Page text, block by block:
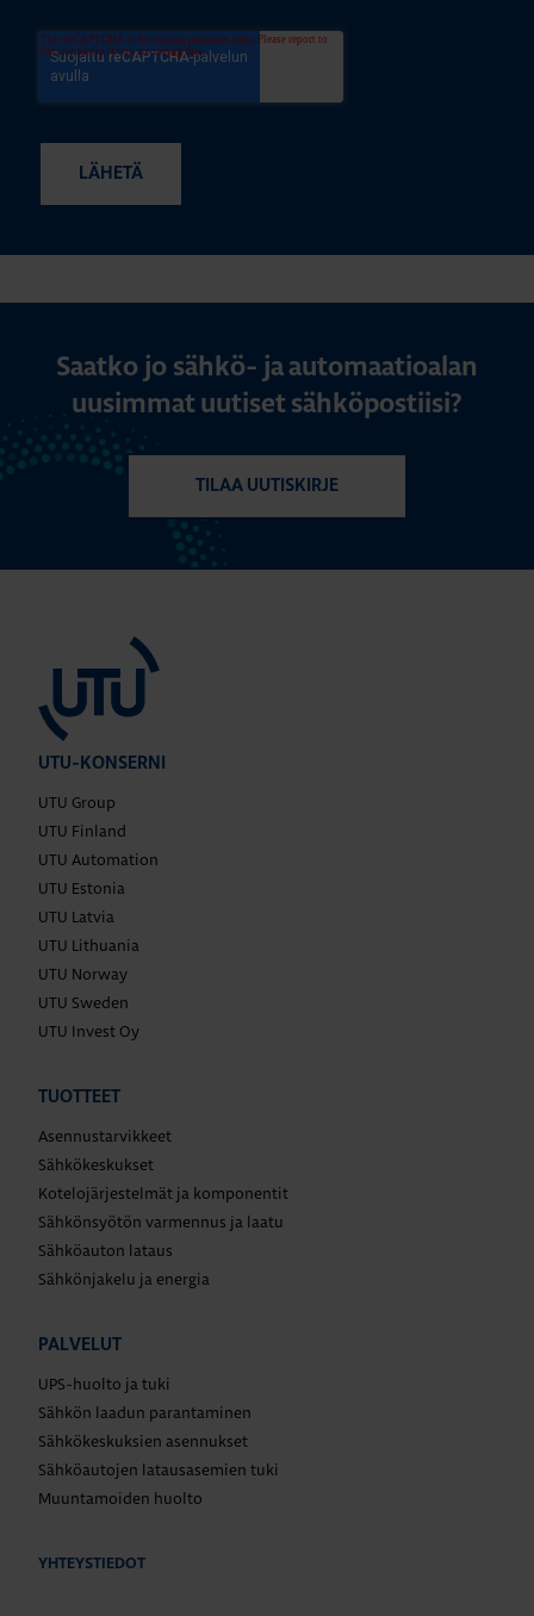
Saatko jo sähkö- ja automaatioalan
uusimmat uutiset sähköpostiisi?
TILAA UUTISKIRJE
UTU-KONSERNI
UTU Group
UTU Finland
UTU Automation
UTU Estonia
UTU Latvia
UTU Lithuania
UTU Norway
UTU Sweden
UTU Invest Oy
TUOTTEET
Asennustarvikkeet
Sähkökeskukset
Kotelojärjestelmät ja komponentit
Sähkönsyötön varmennus ja laatu
Sähköauton lataus
Sähkönjakelu ja energia
PALVELUT
UPS-huolto ja tuki
Sähkön laadun parantaminen
Sähkökeskuksien asennukset
Sähköautojen latausasemien tuki
Muuntamoiden huolto
YHTEYSTIEDOT